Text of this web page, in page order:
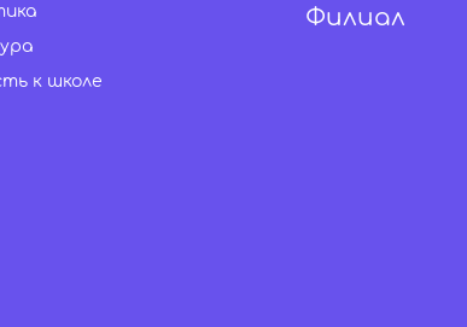
к школе
Филиал